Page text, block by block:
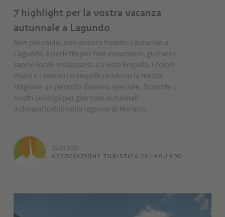
7 highlight per la vostra vacanza
autunnale a Lagundo
Non più caldo, non ancora freddo: l’autunno a
Lagundo è perfetto per fare escursioni, gustare i
sapori locali e rilassarsi. La vista limpida, i colori
vivaci e i sentieri tranquilli rendono la mezza
stagione un periodo davvero speciale. Scoprite i
nostri consigli per giornate autunnali
indimenticabili nella regione di Merano.
12.09.2025
ASSOCIAZIONE TURISTICA DI LAGUNDO